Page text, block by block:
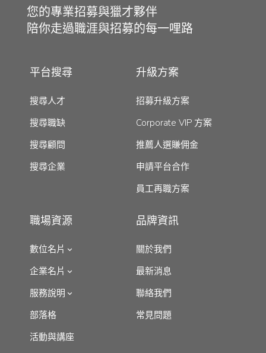
您的專業招募與獵才夥伴
陪你走過職涯與招募的每一哩路
平台搜尋
搜尋人才
搜尋職缺
搜尋顧問
搜尋企業
升級方案
招募升級方案
Corporate VIP 方案
推薦人選賺佣金
申請平台合作
員工再職方案
職場資源
數位名片
企業名片
服務說明
部落格
活動與講座
品牌資訊
關於我們
最新消息
聯絡我們
常見問題